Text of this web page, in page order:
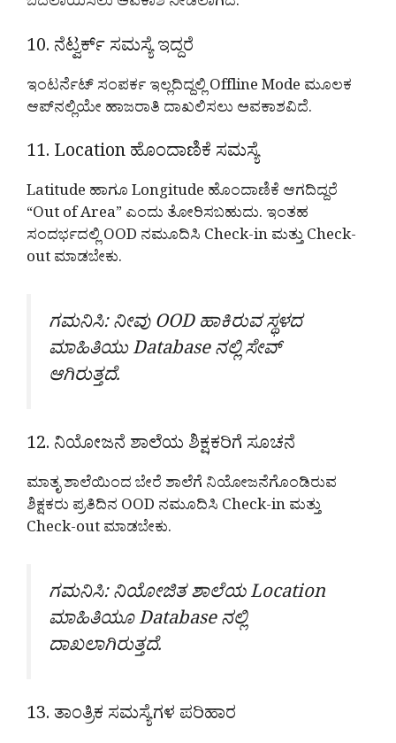
10. ನೆಟ್ವರ್ಕ್ ಸಮಸ್ಯೆ ಇದ್ದರೆ
ಇಂಟರ್ನೆಟ್ ಸಂಪರ್ಕ ಇಲ್ಲದಿದ್ದಲ್ಲಿ Offline Mode ಮೂಲಕ
ಆಪ್‌ನಲ್ಲಿಯೇ ಹಾಜರಾತಿ ದಾಖಲಿಸಲು ಅವಕಾಶವಿದೆ.
11. Location ಹೊಂದಾಣಿಕೆ ಸಮಸ್ಯೆ
Latitude ಹಾಗೂ Longitude ಹೊಂದಾಣಿಕೆ ಆಗದಿದ್ದರೆ
“Out of Area” ಎಂದು ತೋರಿಸಬಹುದು. ಇಂತಹ
ಸಂದರ್ಭದಲ್ಲಿ OOD ನಮೂದಿಸಿ Check-in ಮತ್ತು Check-
out ಮಾಡಬೇಕು.
ಗಮನಿಸಿ: ನೀವು OOD ಹಾಕಿರುವ ಸ್ಥಳದ
ಮಾಹಿತಿಯು Database ನಲ್ಲಿ ಸೇವ್
ಆಗಿರುತ್ತದೆ.
12. ನಿಯೋಜನೆ ಶಾಲೆಯ ಶಿಕ್ಷಕರಿಗೆ ಸೂಚನೆ
ಮಾತೃ ಶಾಲೆಯಿಂದ ಬೇರೆ ಶಾಲೆಗೆ ನಿಯೋಜನೆಗೊಂಡಿರುವ
ಶಿಕ್ಷಕರು ಪ್ರತಿದಿನ OOD ನಮೂದಿಸಿ Check-in ಮತ್ತು
Check-out ಮಾಡಬೇಕು.
ಗಮನಿಸಿ: ನಿಯೋಜಿತ ಶಾಲೆಯ Location
ಮಾಹಿತಿಯೂ Database ನಲ್ಲಿ
ದಾಖಲಾಗಿರುತ್ತದೆ.
13. ತಾಂತ್ರಿಕ ಸಮಸ್ಯೆಗಳ ಪರಿಹಾರ